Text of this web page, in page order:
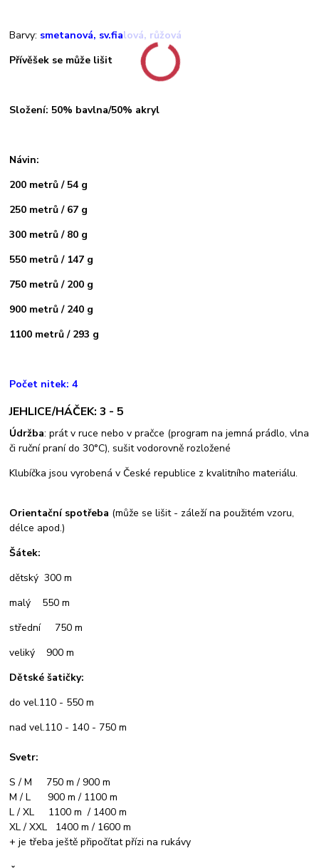
Barvy: smetanová, sv.fialová, růžová
Přívěšek se může lišit
Složení: 50% bavlna/50% akryl
Návin:
200 metrů / 54 g
250 metrů / 67 g
300 metrů / 80 g
550 metrů / 147 g
750 metrů / 200 g
900 metrů / 240 g
1100 metrů / 293 g
Počet nitek: 4
JEHLICE/HÁČEK: 3 - 5
Údržba: prát v ruce nebo v pračce (program na jemná prádlo, vlna
či ruční praní do 30°C), sušit vodorovně rozložené
Klubíčka jsou vyrobená v České republice z kvalitního materiálu.
Orientační spotřeba (může se lišit - záleží na použitém vzoru,
délce apod.)
Šátek:
dětský 300 m
malý 550 m
střední 750 m
veliký 900 m
Dětské šatičky:
do vel.110 - 550 m
nad vel.110 - 140 - 750 m
Svetr:
S / M 750 m / 900 m
M / L 900 m / 1100 m
L / XL 1100 m / 1400 m
XL / XXL 1400 m / 1600 m
+ je třeba ještě připočítat přízi na rukávy